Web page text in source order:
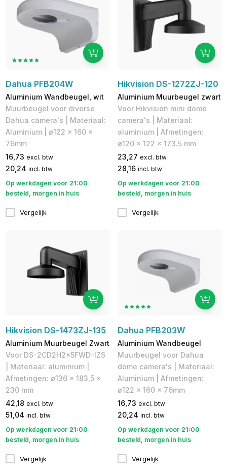
Dahua PFB204W
Aluminium Wandbeugel, wit
Muurbeugel voor diverse
Dahua camera's | Materiaal:
Aluminium | ø122 x 160 x
76mm
16,73 excl. btw
20,24 incl. btw
Op werkdagen voor 21:00
besteld, morgen in huis
Vergelijk
Hikvision DS-1272ZJ-120
Aluminium Muurbeugel zwart
Voor Hikvision mini dome
camera's | Materiaal:
aluminium | Afmetingen:
ø120 x 122 x 173.5 mm
23,27 excl. btw
28,16 incl. btw
Op werkdagen voor 21:00
besteld, morgen in huis
Vergelijk
Hikvision DS-1473ZJ-135
Aluminium Muurbeugel Zwart
Voor DS-2CD2H2x5FWD-IZS
| Materiaal: aluminium |
Afmetingen: ø136 x 183,5 x
230 mm
42,18 excl. btw
51,04 incl. btw
Op werkdagen voor 21:00
besteld, morgen in huis
Vergelijk
Dahua PFB203W
Aluminium Wandbeugel
Muurbeugel voor Dahua
dome camera's | Materiaal:
Aluminium | Afmetingen:
ø122 x 160 x 76mm
16,73 excl. btw
20,24 incl. btw
Op werkdagen voor 21:00
besteld, morgen in huis
Vergelijk